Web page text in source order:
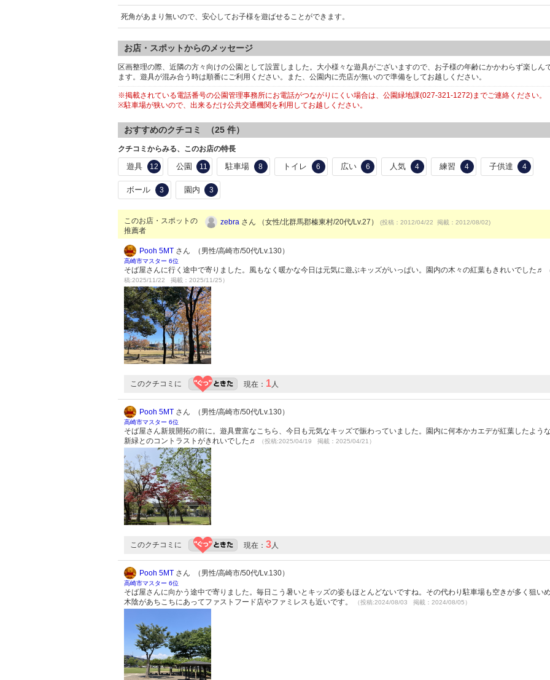
死角があまり無いので、安心してお子様を遊ばせることができます。
お店・スポットからのメッセージ
区画整理の際、近隣の方々向けの公園として設置しました。大小様々な遊具がございますので、お子様の年齢にかかわらず楽しん
ます。遊具が混み合う時は順番にご利用ください。また、公園内に売店が無いので準備をしてお越しください。
※掲載されている電話番号の公園管理事務所にお電話がつながりにくい場合は、公園緑地課(027-321-1272)までご連絡ください
※駐車場が狭いので、出来るだけ公共交通機関を利用してお越しください。
おすすめのクチコミ （25 件）
クチコミからみる、このお店の特長
遊具 12 公園 11 駐車場 8 トイレ 6 広い 6 人気 4 練習 4 子供達 4
ボール 3 園内 3
このお店・スポットの
推薦者
zebra さん （女性/北群馬郡榛東村/20代/Lv.27） (投稿：2012/04/22 掲載：2012/08/02)
Pooh 5MT さん （男性/高崎市/50代/Lv.130）
高崎市マスター 6位
そば屋さんに行く途中で寄りました。風もなく暖かな今日は元気に遊ぶキッズがいっぱい。園内の木々の紅葉もきれいでした♬
稿:2025/11/22 掲載：2025/11/25）
このクチコミに 現在： 1人
Pooh 5MT さん （男性/高崎市/50代/Lv.130）
高崎市マスター 6位
そば屋さん新規開拓の前に。遊具豊富なこちら、今日も元気なキッズで賑わっていました。園内に何本かカエデが紅葉したよう
新緑とのコントラストがきれいでした♬
（投稿:2025/04/19 掲載：2025/04/21）
このクチコミに 現在： 3人
Pooh 5MT さん （男性/高崎市/50代/Lv.130）
高崎市マスター 6位
そば屋さんに向かう途中で寄りました。毎日こう暑いとキッズの姿もほとんどないですね。その代わり駐車場も空きが多く狙い
木陰があちこちにあってファストフード店やファミレスも近いです。
（投稿:2024/08/03 掲載：2024/08/05）